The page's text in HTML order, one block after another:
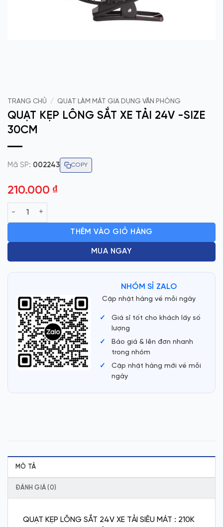
TRANG CHỦ / QUẠT LÀM MÁT GIA DỤNG VĂN PHÒNG
QUẠT KẸP LÔNG SẮT XE TẢI 24V -SIZE
30CM
Mã SP: 002243 COPY
210.000 ₫
QUẠT KẸP LÔNG SẮT XE TẢI 24V -SIZE 30CM số lượng
THÊM VÀO GIỎ HÀNG
MUA NGAY
NHÓM SỈ ZALO
Cập nhật hàng về mỗi ngày
Giá sỉ tốt cho khách lấy số
lượng
Báo giá & lên đơn nhanh
trong nhóm
Cập nhật hàng mới về mỗi
ngày
MÔ TẢ
ĐÁNH GIÁ (0)
QUẠT KẸP LÔNG SẮT 24V XE TẢI SIÊU MÁT : 210K